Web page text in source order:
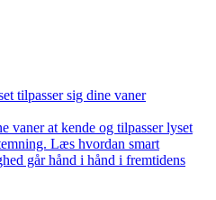
tilpasser sig dine vaner
vaner at kende og tilpasser lyset
Læs hvordan smart
går hånd i hånd i fremtidens